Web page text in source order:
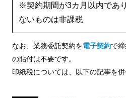
※契約期間が3カ月以内であ
ないものは非課税
なお、業務委託契約を電子契約で
の貼付は不要です。
印紙税については、以下の記事を併